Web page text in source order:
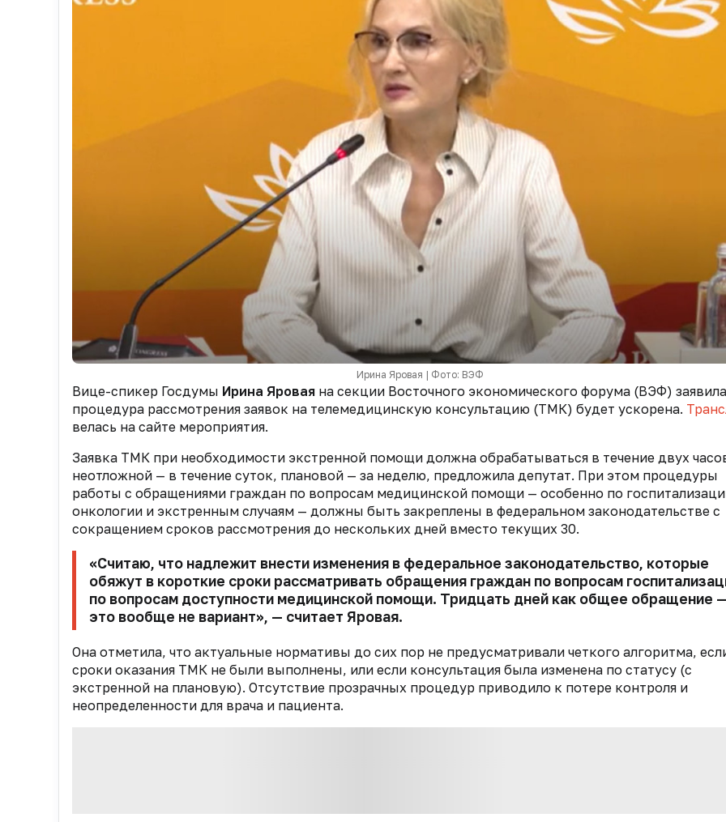
Ирина Яровая | Фото: ВЭФ
Вице-спикер Госдумы Ирина Яровая на секции Восточного экономического форума (ВЭФ)
процедура рассмотрения заявок на телемедицинскую консультацию (ТМК) будет ускорена.
велась на сайте мероприятия.
Заявка ТМК при необходимости экстренной помощи должна обрабатываться в течение двух
неотложной — в течение суток, плановой — за неделю, предложила депутат. При этом процедуры
работы с обращениями граждан по вопросам медицинской помощи — особенно по
онкологии и экстренным случаям — должны быть закреплены в федеральном законодательстве с
сокращением сроков рассмотрения до нескольких дней вместо текущих 30.
«Считаю, что надлежит внести изменения в федеральное законодательство, которые
обяжут в короткие сроки рассматривать обращения граждан по вопросам
по вопросам доступности медицинской помощи. Тридцать дней как общее обращение —
это вообще не вариант», — считает Яровая.
Она отметила, что актуальные нормативы до сих пор не предусматривали четкого алгоритма,
сроки оказания ТМК не были выполнены, или если консультация была изменена по статусу (с
экстренной на плановую). Отсутствие прозрачных процедур приводило к потере контроля и
неопределенности для врача и пациента.